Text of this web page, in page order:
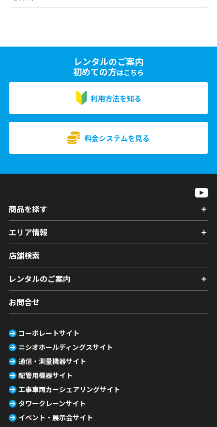
レンタルのご案内
初めての方はこちら
利用方法を知る
料金システムを見る
商品を探す
エリア情報
店舗検索
レンタルのご案内
お問合せ
コーポレートサイト
ニシオホールディングスサイト
通信・測量機器サイト
配管用機器サイト
工事車両カーシェアリングサイト
タワークレーンサイト
イベント・展示会サイト